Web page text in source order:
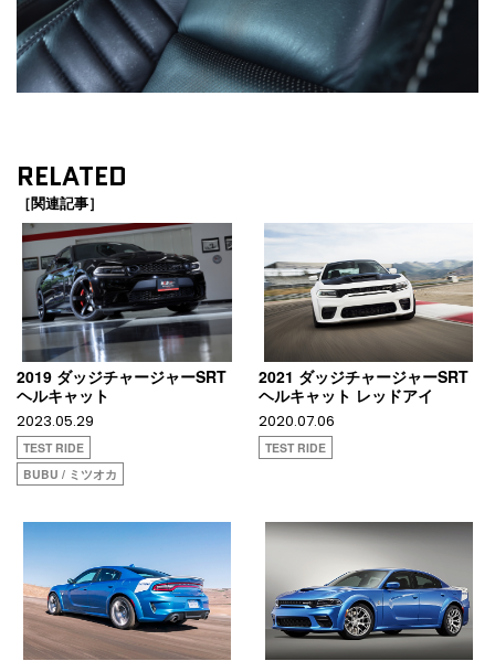
RELATED
［関連記事］
2019 ダッジチャージャーSRT
ヘルキャット
2023.05.29
TEST RIDE
BUBU / ミツオカ
2021 ダッジチャージャーSRT
ヘルキャット レッドアイ
2020.07.06
TEST RIDE